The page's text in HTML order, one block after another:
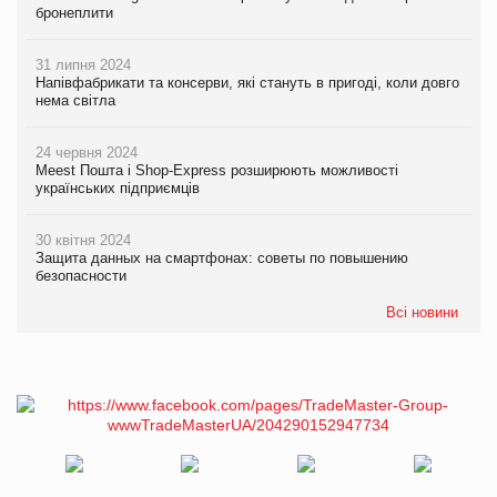
бронеплити
31 липня 2024
Напівфабрикати та консерви, які стануть в пригоді, коли довго
нема світла
24 червня 2024
Meest Пошта і Shop-Express розширюють можливості
українських підприємців
30 квітня 2024
Защита данных на смартфонах: советы по повышению
безопасности
Всі новини